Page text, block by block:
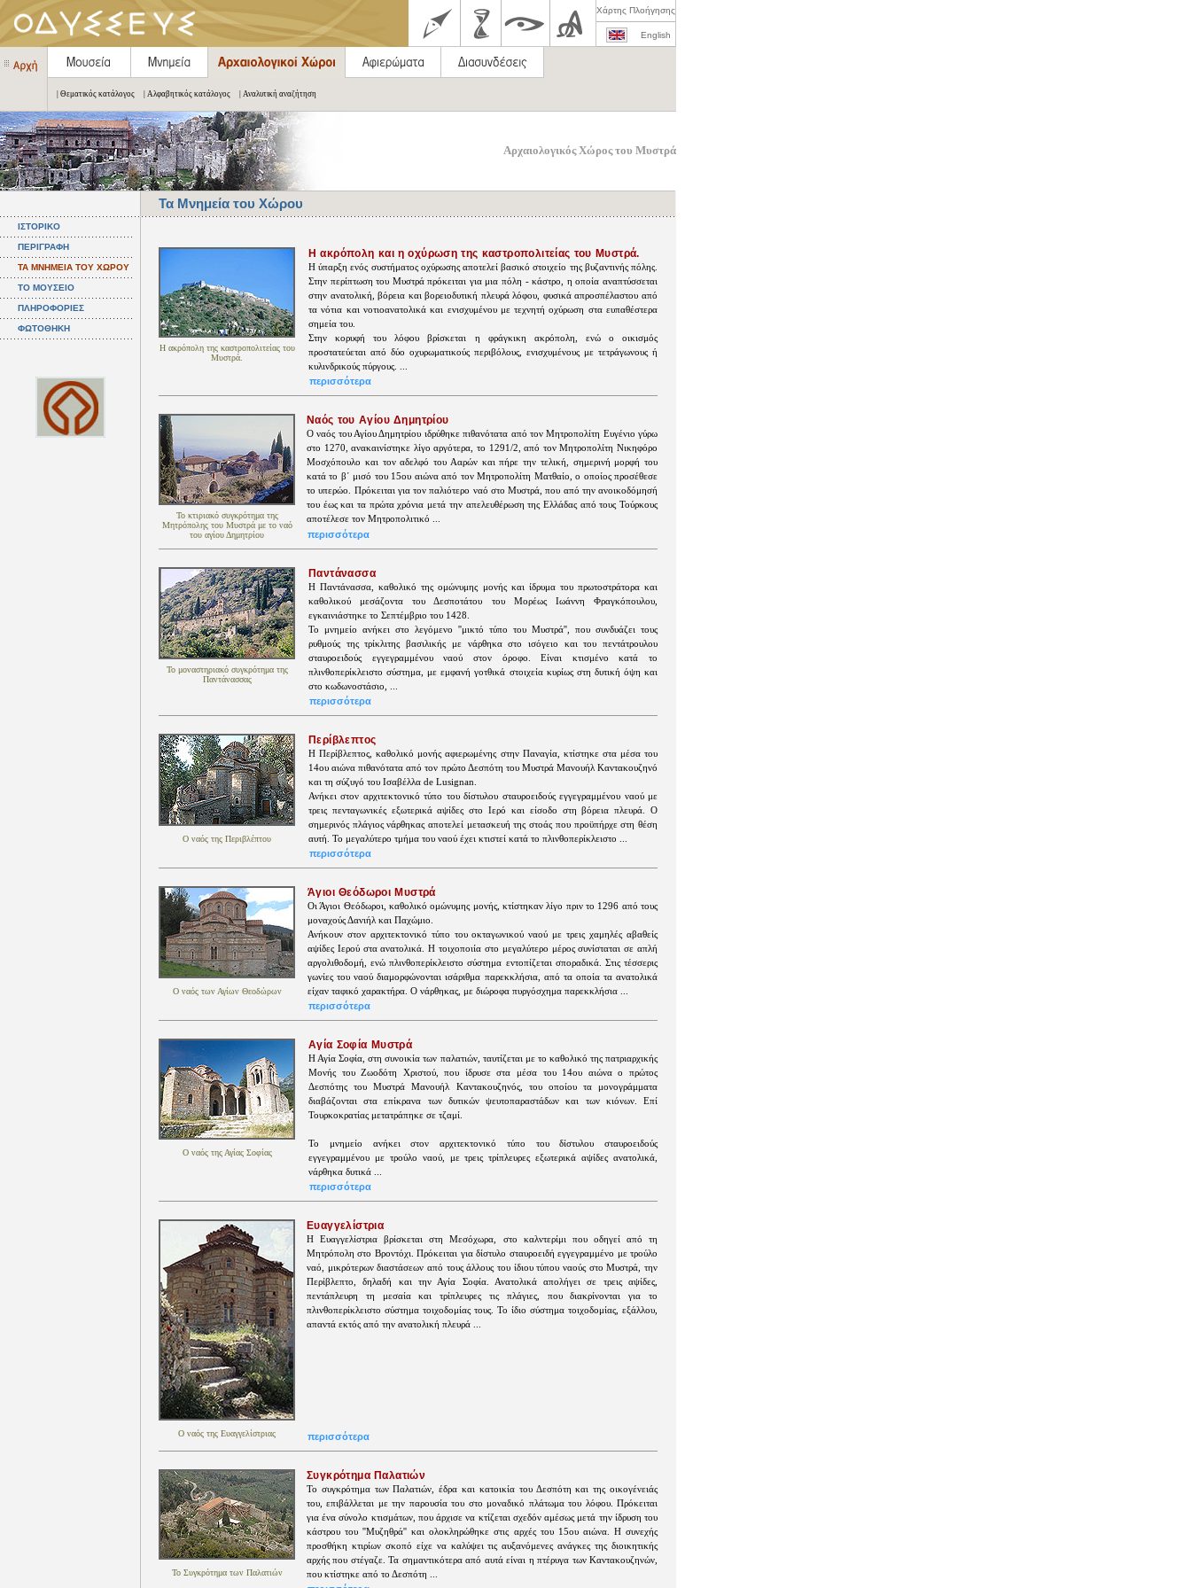
Χάρτης Πλοήγησης
English
| Θεματικός κατάλογος | Αλφαβητικός κατάλογος | Αναλυτική αναζήτηση
Αρχαιολογικός Χώρος του Μυστρά
Τα Μνημεία του Χώρου
ΙΣΤΟΡΙΚΟ
ΠΕΡΙΓΡΑΦΗ
ΤΑ ΜΝΗΜΕΙΑ ΤΟΥ ΧΩΡΟΥ
ΤΟ ΜΟΥΣΕΙΟ
ΠΛΗΡΟΦΟΡΙΕΣ
ΦΩΤΟΘΗΚΗ
Η ακρόπολη της καστροπολιτείας του
Μυστρά.
Η ακρόπολη και η οχύρωση της καστροπολιτείας του Μυστρά.
Η ύπαρξη ενός συστήματος οχύρωσης αποτελεί βασικό στοιχείο της βυζαντινής πόλης.
Στην περίπτωση του Μυστρά πρόκειται για μια πόλη - κάστρο, η οποία αναπτύσσεται
στην ανατολική, βόρεια και βορειοδυτική πλευρά λόφου, φυσικά απροσπέλαστου από
τα νότια και νοτιοανατολικά και ενισχυμένου με τεχνητή οχύρωση στα ευπαθέστερα
σημεία του.
Στην κορυφή του λόφου βρίσκεται η φράγκικη ακρόπολη, ενώ ο οικισμός
προστατεύεται από δύο οχυρωματικούς περιβόλους, ενισχυμένους με τετράγωνους ή
κυλινδρικούς πύργους. ...
περισσότερα
Το κτιριακό συγκρότημα της
Μητρόπολης του Μυστρά με το ναό
του αγίου Δημητρίου
Ναός του Αγίου Δημητρίου
Ο ναός του Αγίου Δημητρίου ιδρύθηκε πιθανότατα από τον Μητροπολίτη Ευγένιο γύρω
στο 1270, ανακαινίστηκε λίγο αργότερα, το 1291/2, από τον Μητροπολίτη Νικηφόρο
Μοσχόπουλο και τον αδελφό του Ααρών και πήρε την τελική, σημερινή μορφή του
κατά το β΄ μισό του 15ου αιώνα από τον Μητροπολίτη Ματθαίο, ο οποίος προσέθεσε
το υπερώο. Πρόκειται για τον παλιότερο ναό στο Μυστρά, που από την ανοικοδόμησή
του έως και τα πρώτα χρόνια μετά την απελευθέρωση της Ελλάδας από τους Τούρκους
αποτέλεσε τον Μητροπολιτικό ...
περισσότερα
Το μοναστηριακό συγκρότημα της
Παντάνασσας
Παντάνασσα
H Παντάνασσα, καθολικό της ομώνυμης μονής και ίδρυμα του πρωτοστράτορα και
καθολικού μεσάζοντα του Δεσποτάτου του Μορέως Ιωάννη Φραγκόπουλου,
εγκαινιάστηκε το Σεπτέμβριο του 1428.
Το μνημείο ανήκει στο λεγόμενο ''μικτό τύπο του Μυστρά'', που συνδυάζει τους
ρυθμούς της τρίκλιτης βασιλικής με νάρθηκα στο ισόγειο και του πεντάτρουλου
σταυροειδούς εγγεγραμμένου ναού στον όροφο. Είναι κτισμένο κατά το
πλινθοπερίκλειστο σύστημα, με εμφανή γοτθικά στοιχεία κυρίως στη δυτική όψη και
στο κωδωνοστάσιο, ...
περισσότερα
Ο ναός της Περιβλέπτου
Περίβλεπτος
Η Περίβλεπτος, καθολικό μονής αφιερωμένης στην Παναγία, κτίστηκε στα μέσα του
14ου αιώνα πιθανότατα από τον πρώτο Δεσπότη του Μυστρά Μανουήλ Καντακουζηνό
και τη σύζυγό του Ισαβέλλα de Lusignan.
Ανήκει στον αρχιτεκτονικό τύπο του δίστυλου σταυροειδούς εγγεγραμμένου ναού με
τρεις πενταγωνικές εξωτερικά αψίδες στο Ιερό και είσοδο στη βόρεια πλευρά. Ο
σημερινός πλάγιος νάρθηκας αποτελεί μετασκευή της στοάς που προϋπήρχε στη θέση
αυτή. Το μεγαλύτερο τμήμα του ναού έχει κτιστεί κατά το πλινθοπερίκλειστο ...
περισσότερα
Ο ναός των Αγίων Θεοδώρων
Άγιοι Θεόδωροι Μυστρά
Οι Άγιοι Θεόδωροι, καθολικό ομώνυμης μονής, κτίστηκαν λίγο πριν το 1296 από τους
μοναχούς Δανιήλ και Παχώμιο.
Ανήκουν στον αρχιτεκτονικό τύπο του οκταγωνικού ναού με τρεις χαμηλές αβαθείς
αψίδες Ιερού στα ανατολικά. Η τοιχοποιία στο μεγαλύτερο μέρος συνίσταται σε απλή
αργολιθοδομή, ενώ πλινθοπερίκλειστο σύστημα εντοπίζεται σποραδικά. Στις τέσσερις
γωνίες του ναού διαμορφώνονται ισάριθμα παρεκκλήσια, από τα οποία τα ανατολικά
είχαν ταφικό χαρακτήρα. Ο νάρθηκας, με διώροφα πυργόσχημα παρεκκλήσια ...
περισσότερα
Ο ναός της Αγίας Σοφίας
Αγία Σοφία Μυστρά
Η Αγία Σοφία, στη συνοικία των παλατιών, ταυτίζεται με το καθολικό της πατριαρχικής
Μονής του Ζωοδότη Χριστού, που ίδρυσε στα μέσα του 14ου αιώνα ο πρώτος
Δεσπότης του Μυστρά Μανουήλ Καντακουζηνός, του οποίου τα μονογράμματα
διαβάζονται στα επίκρανα των δυτικών ψευτοπαραστάδων και των κιόνων. Επί
Τουρκοκρατίας μετατράπηκε σε τζαμί.
Το μνημείο ανήκει στον αρχιτεκτονικό τύπο του δίστυλου σταυροειδούς
εγγεγραμμένου με τρούλο ναού, με τρεις τρίπλευρες εξωτερικά αψίδες ανατολικά,
νάρθηκα δυτικά ...
περισσότερα
Ο ναός της Ευαγγελίστριας
Ευαγγελίστρια
H Ευαγγελίστρια βρίσκεται στη Μεσόχωρα, στο καλντερίμι που οδηγεί από τη
Μητρόπολη στο Βροντόχι. Πρόκειται για δίστυλο σταυροειδή εγγεγραμμένο με τρούλο
ναό, μικρότερων διαστάσεων από τους άλλους του ίδιου τύπου ναούς στο Μυστρά, την
Περίβλεπτο, δηλαδή και την Αγία Σοφία. Ανατολικά απολήγει σε τρεις αψίδες,
πεντάπλευρη τη μεσαία και τρίπλευρες τις πλάγιες, που διακρίνονται για το
πλινθοπερίκλειστο σύστημα τοιχοδομίας τους. Το ίδιο σύστημα τοιχοδομίας, εξάλλου,
απαντά εκτός από την ανατολική πλευρά ...
περισσότερα
Το Συγκρότημα των Παλατιών
Συγκρότημα Παλατιών
Το συγκρότημα των Παλατιών, έδρα και κατοικία του Δεσπότη και της οικογένειάς
του, επιβάλλεται με την παρουσία του στο μοναδικό πλάτωμα του λόφου. Πρόκειται
για ένα σύνολο κτισμάτων, που άρχισε να κτίζεται σχεδόν αμέσως μετά την ίδρυση του
κάστρου του ''Μυζηθρά'' και ολοκληρώθηκε στις αρχές του 15ου αιώνα. Η συνεχής
προσθήκη κτιρίων σκοπό είχε να καλύψει τις αυξανόμενες ανάγκες της διοικητικής
αρχής που στέγαζε. Τα σημαντικότερα από αυτά είναι η πτέρυγα των Καντακουζηνών,
που κτίστηκε από το Δεσπότη ...